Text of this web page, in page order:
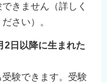
きません（詳しく
さい）。
2日以降に生まれた
受験できます。受験